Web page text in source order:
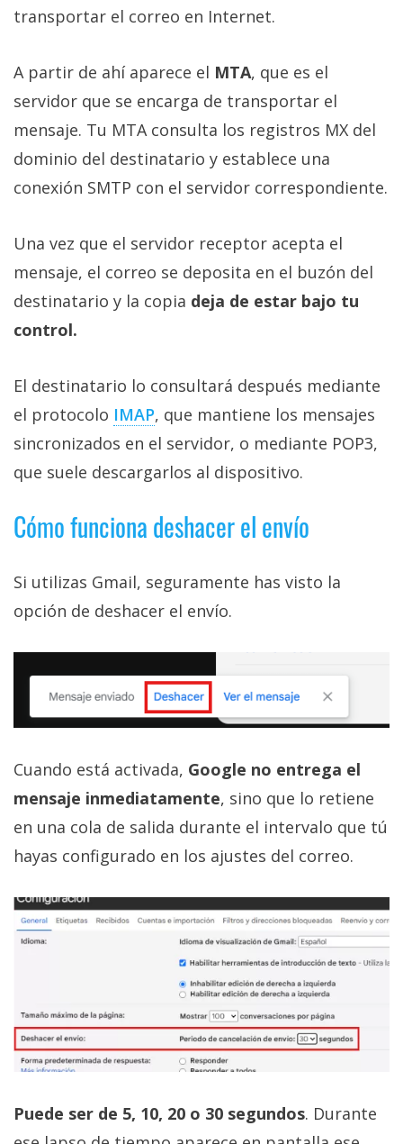
transportar el correo en Internet.
A partir de ahí aparece el MTA, que es el
servidor que se encarga de transportar el
mensaje. Tu MTA consulta los registros MX del
dominio del destinatario y establece una
conexión SMTP con el servidor correspondiente.
Una vez que el servidor receptor acepta el
mensaje, el correo se deposita en el buzón del
destinatario y la copia deja de estar bajo tu
control.
El destinatario lo consultará después mediante
el protocolo IMAP‎, que mantiene los mensajes
sincronizados en el servidor, o mediante POP3,
que suele descargarlos al dispositivo.
Cómo funciona deshacer el envío
Si utilizas Gmail, seguramente has visto la
opción de deshacer el envío.
Cuando está activada, Google no entrega el
mensaje inmediatamente, sino que lo retiene
en una cola de salida durante el intervalo que tú
hayas configurado en los ajustes del correo.
Puede ser de 5, 10, 20 o 30 segundos. Durante